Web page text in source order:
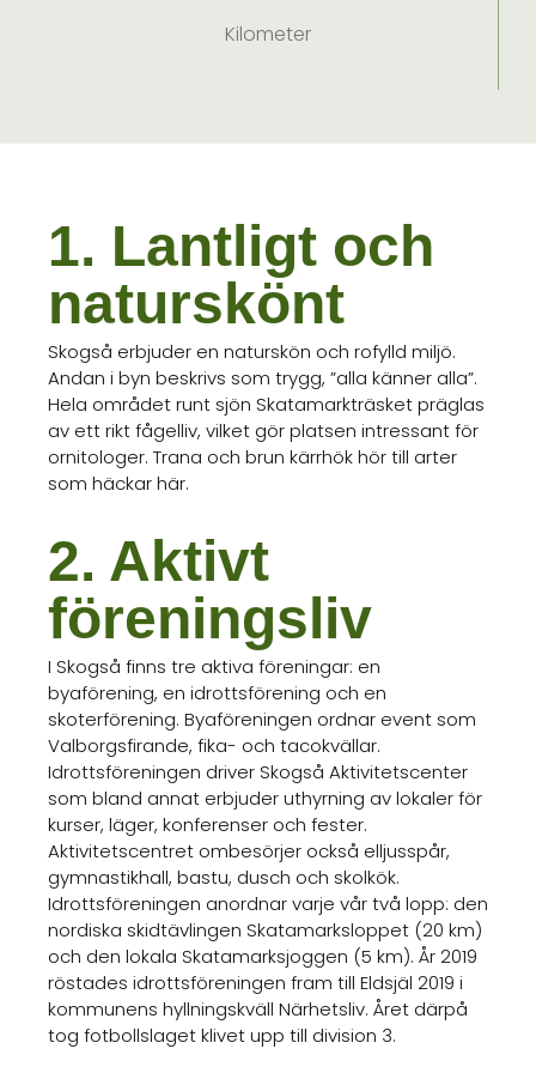
Kilometer
1. Lantligt och
naturskönt
Skogså erbjuder en naturskön och rofylld miljö.
Andan i byn beskrivs som trygg, ”alla känner alla”.
Hela området runt sjön Skatamarkträsket präglas
av ett rikt fågelliv, vilket gör platsen intressant för
ornitologer. Trana och brun kärrhök hör till arter
som häckar här.
2. Aktivt
föreningsliv
I Skogså finns tre aktiva föreningar: en
byaförening, en idrottsförening och en
skoterförening. Byaföreningen ordnar event som
Valborgsfirande, fika- och tacokvällar.
Idrottsföreningen driver Skogså Aktivitetscenter
som bland annat erbjuder uthyrning av lokaler för
kurser, läger, konferenser och fester.
Aktivitetscentret ombesörjer också elljusspår,
gymnastikhall, bastu, dusch och skolkök.
Idrottsföreningen anordnar varje vår två lopp: den
nordiska skidtävlingen Skatamarksloppet (20 km)
och den lokala Skatamarksjoggen (5 km). År 2019
röstades idrottsföreningen fram till Eldsjäl 2019 i
kommunens hyllningskväll Närhetsliv. Året därpå
tog fotbollslaget klivet upp till division 3.